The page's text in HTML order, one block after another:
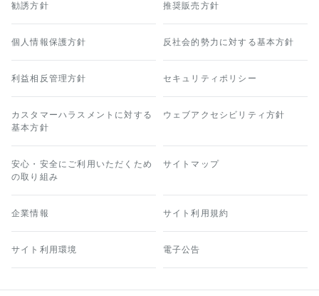
勧誘方針 推奨販売方針
個人情報保護方針 反社会的勢力に対する基本方針
利益相反管理方針 セキュリティポリシー
カスタマーハラスメントに対する
基本方針
ウェブアクセシビリティ方針
安心・安全にご利用いただくため
の取り組み
サイトマップ
企業情報 サイト利用規約
サイト利用環境 電子公告